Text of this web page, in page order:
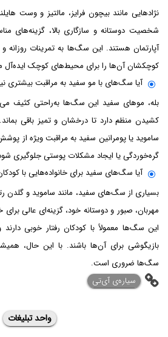
نژادهایی مانند بیچون فرایز، مالتیز و وست
شخصیت دوستانه و سازگاری بالا، گزینه‌های
آپارتمان هستند. این سگ‌ها به تمرینات روزانه و
کوچکشان آن‌ها را برای محیط‌های کوچک ایده‌آل
آیا سگ‌های با مو سفید به مراقبت بیشتری
بله، موهای سفید این سگ‌ها به‌راحتی کثیف
کشیدن منظم دارد تا درخشان و تمیز باقی
ساموید یا پومرانین سفید به مراقبت ویژه از
گره‌خوردگی یا ایجاد مشکلات پوستی جلوگیری
آیا سگ‌های سفید برای خانواده‌هایی با
بسیاری از سگ‌های سفید، مانند ساموید و گلدن
مهربان، صبور و دوستانه خود، گزینه‌ای عالی
این سگ‌ها معمولاً با کودکان رفتار خوبی دارند
بازیگوشی برای آن‌ها باشند. با این حال،
سگ‌ها ضروری است.
‌سیاره‌ی آی‌تی
واحد تبلیغات